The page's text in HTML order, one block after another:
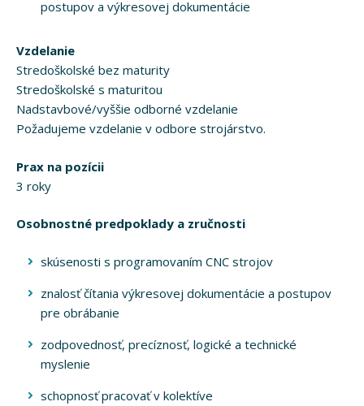
postupov a výkresovej dokumentácie
Vzdelanie
Stredoškolské bez maturity
Stredoškolské s maturitou
Nadstavbové/vyššie odborné vzdelanie
Požadujeme vzdelanie v odbore strojárstvo.
Prax na pozícii
3 roky
Osobnostné predpoklady a zručnosti
skúsenosti s programovaním CNC strojov
znalosť čítania výkresovej dokumentácie a postupov
pre obrábanie
zodpovednosť, precíznosť, logické a technické
myslenie
schopnosť pracovať v kolektíve